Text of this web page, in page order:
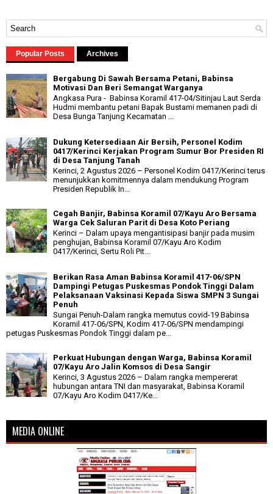
Popular Posts Archives
Bergabung Di Sawah Bersama Petani, Babinsa
Motivasi Dan Beri Semangat Warganya
Angkasa Pura - Babinsa Koramil 417-04/Sitinjau Laut Serda
Hudmi membantu petani Bapak Bustami memanen padi di
Desa Bunga Tanjung Kecamatan ...
Dukung Ketersediaan Air Bersih, Personel Kodim
0417/Kerinci Kerjakan Program Sumur Bor Presiden RI
di Desa Tanjung Tanah
Kerinci, 2 Agustus 2026 – Personel Kodim 0417/Kerinci terus
menunjukkan komitmennya dalam mendukung Program
Presiden Republik In...
Cegah Banjir, Babinsa Koramil 07/Kayu Aro Bersama
Warga Cek Saluran Parit di Desa Koto Periang
Kerinci – Dalam upaya mengantisipasi banjir pada musim
penghujan, Babinsa Koramil 07/Kayu Aro Kodim
0417/Kerinci, Sertu Roli Pit...
Berikan Rasa Aman Babinsa Koramil 417-06/SPN
Dampingi Petugas Puskesmas Pondok Tinggi Dalam
Pelaksanaan Vaksinasi Kepada Siswa SMPN 3 Sungai
Penuh
Sungai Penuh-Dalam rangka memutus covid-19 Babinsa
Koramil 417-06/SPN, Kodim 417-06/SPN mendampingi
petugas Puskesmas Pondok Tinggi dalam pe...
Perkuat Hubungan dengan Warga, Babinsa Koramil
07/Kayu Aro Jalin Komsos di Desa Sangir
Kerinci, 3 Agustus 2026 – Dalam rangka mempererat
hubungan antara TNI dan masyarakat, Babinsa Koramil
07/Kayu Aro Kodim 0417/Ke...
MEDIA ONLINE